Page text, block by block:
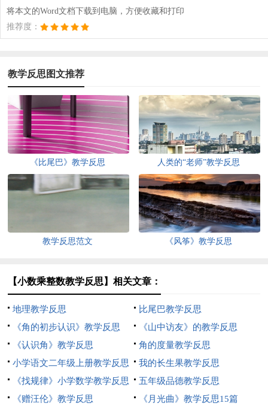
将本文的Word文档下载到电脑，方便收藏和打印
推荐度：
教学反思图文推荐
《比尾巴》教学反思 人类的“老师”教学反思
教学反思范文 《风筝》教学反思
【小数乘整数教学反思】相关文章：
地理教学反思
比尾巴教学反思
《角的初步认识》教学反思
《山中访友》的教学反思
《认识角》教学反思
角的度量教学反思
小学语文二年级上册教学反思
我的长生果教学反思
《找规律》小学数学教学反思
五年级品德教学反思
《赠汪伦》教学反思
《月光曲》教学反思15篇